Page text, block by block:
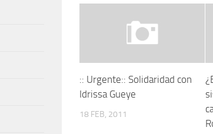
:: Urgente:: Solidaridad con
Idrissa Gueye
18 FEB, 2011